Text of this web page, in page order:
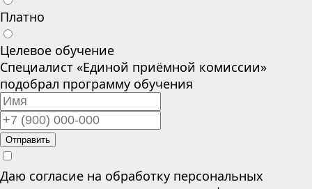
Платно
Целевое обучение
Специалист «Единой приёмной комиссии»
подобрал программу обучения
Отправить
Даю согласие на обработку персональных